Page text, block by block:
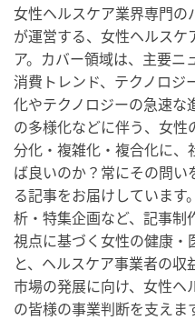
女性ヘルスケア業界専門の
が運営する、女性ヘルスケ
ア。カバー領域は、主要ニ
消費トレンド、テクノロジ
化やテクノロジーの急速な
の多様化などに伴う、女性
分化・複雑化・複合化に
ば良いのか？常にその問
る記事をお届けしていま
析・特集企画など、記事制
視点に基づく女性の健康
と、ヘルスケア事業者の
市場の発展に向け、女性ヘ
の皆様の事業判断を支えま